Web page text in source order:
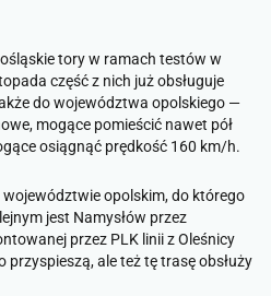
tory w ramach testów w
część z nich już obsługuje
do województwa opolskiego —
mogące pomieścić nawet pół
osiągnąć prędkość 160 km/h.
województwie opolskim, do którego
jest Namysłów przez
przez PLK linii z Oleśnicy
ale też tę trasę obsłuży